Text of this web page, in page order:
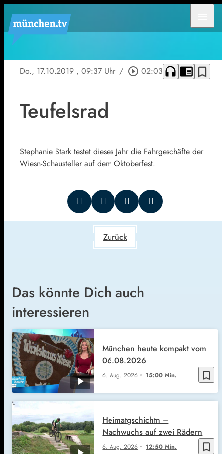
Do., 17.10.2019 , 09:37 Uhr / play_circle_outline 02:03 headphones chrome_reader_mode bookmark_border
Teufelsrad
Stephanie Stark testet dieses Jahr die Fahrgeschäfte der
Wiesn-Schausteller auf dem Oktoberfest.
Zurück
Das könnte Dich auch
interessieren
bookmark_border
6. Aug. 2026 15:00 Min.
München heute kompakt vom
06.08.2026
bookmark_border
6. Aug. 2026 12:50 Min.
Heimatgschichtn –
Nachwuchs auf zwei Rädern